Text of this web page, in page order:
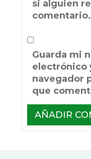
si alguien
comentario.
Guarda mi
electrónico
navegador
que